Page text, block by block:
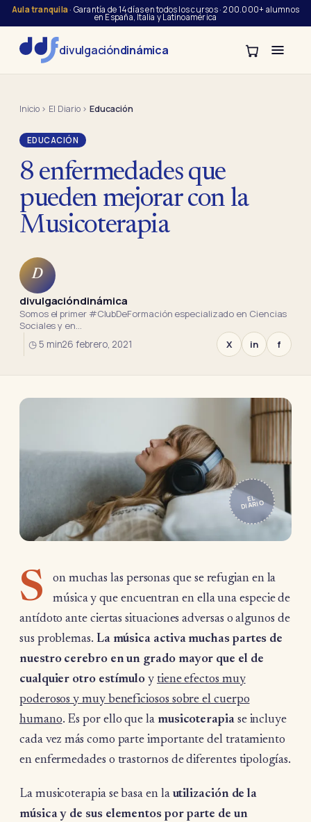
Aula tranquila· Garantía de 14 días en todos los cursos · 200.000+ alumnos
en España, Italia y Latinoamérica
divulgacióndinámica
Inicio› El Diario›Educación
EDUCACIÓN
8 enfermedades que
pueden mejorar con la
Musicoterapia
D
divulgacióndinámica
Somos el primer #ClubDeFormación especializado en Ciencias
Sociales y en…
◷ 5 min26 febrero, 2021 X in f
EL
DIARIO
S
on muchas las personas que se refugian en la
música y que encuentran en ella una especie de
antídoto ante ciertas situaciones adversas o algunos de
sus problemas. La música activa muchas partes de
nuestro cerebro en un grado mayor que el de
cualquier otro estímulo y tiene efectos muy
poderosos y muy beneficiosos sobre el cuerpo
humano. Es por ello que la musicoterapia se incluye
cada vez más como parte importante del tratamiento
en enfermedades o trastornos de diferentes tipologías.
La musicoterapia se basa en la utilización de la
música y de sus elementos por parte de un